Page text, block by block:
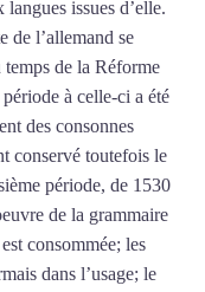
issues d’elle.
de l’allemand se
temps de la Réforme
à celle-ci a été
des consonnes
conservé toutefois le
période, de 1530
de la grammaire
consommée; les
dans l’usage; le